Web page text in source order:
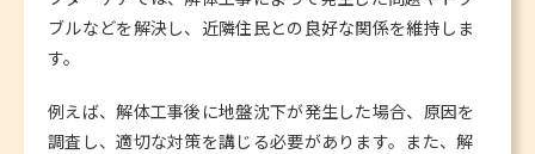
ブルなどを解決し、近隣住民との良好な関係を維持しま
す。
例えば、解体工事後に地盤沈下が発生した場合、原因を
調査し、適切な対策を講じる必要があります。また、解